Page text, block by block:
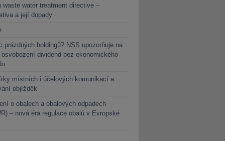
waste water treatment directive –
a její dopady
prázdných holdingů? NSS upozorňuje na
osvobození dividend bez ekonomického
místních i účelových komunikací a
objížděk
o obalech a obalových odpadech
– nová éra regulace obalů v Evropské